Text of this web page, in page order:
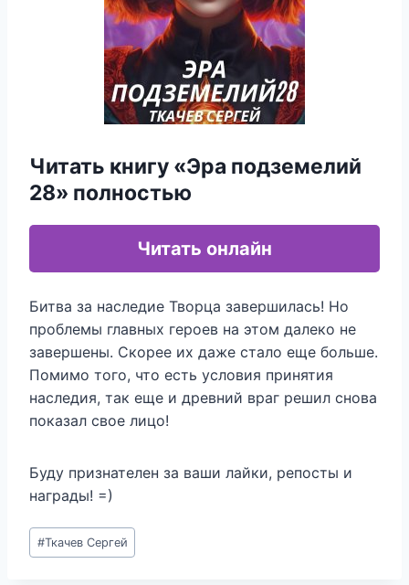
Читать книгу «Эра подземелий
28» полностью
Читать онлайн
Битва за наследие Творца завершилась! Но
проблемы главных героев на этом далеко не
завершены. Скорее их даже стало еще больше.
Помимо того, что есть условия принятия
наследия, так еще и древний враг решил снова
показал свое лицо!
Буду признателен за ваши лайки, репосты и
награды! =)
Метки
записи:
#Ткачев Сергей